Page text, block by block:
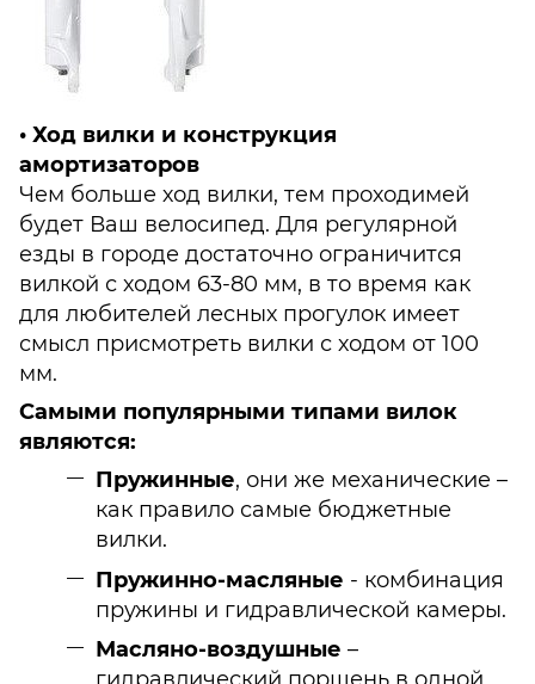
• Ход вилки и конструкция
амортизаторов
Чем больше ход вилки, тем проходимей
будет Ваш велосипед. Для регулярной
езды в городе достаточно ограничится
вилкой с ходом 63-80 мм, в то время как
для любителей лесных прогулок имеет
смысл присмотреть вилки с ходом от 100
мм.
Самыми популярными типами вилок
являются:
Пружинные, они же механические –
как правило самые бюджетные
вилки.
Пружинно-масляные - комбинация
пружины и гидравлической камеры.
Масляно-воздушные –